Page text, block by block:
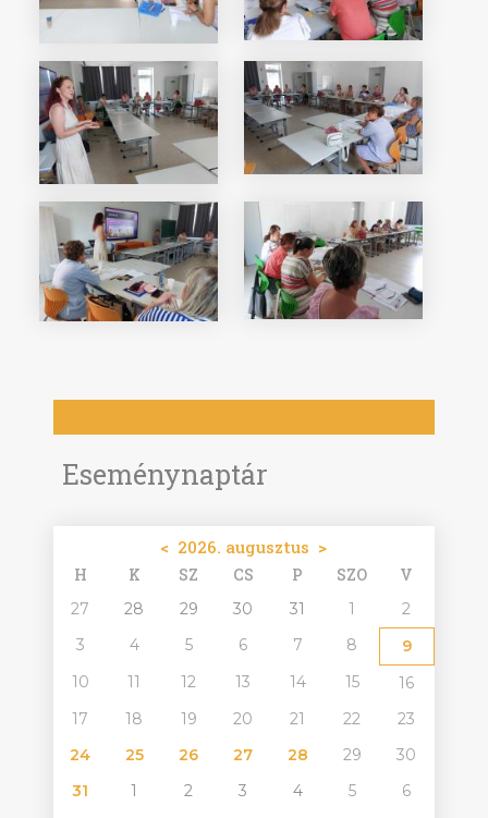
Eseménynaptár
< 2026. augusztus >
H K SZ CS P SZO V
27 28 29 30 31 1
2
3
4 5 6 7 8
9
10
11 12 13 14 15
16
17
18 19 20 21 22
23
24
25 26 27 28 29
30
31
1 2 3 4 5 6